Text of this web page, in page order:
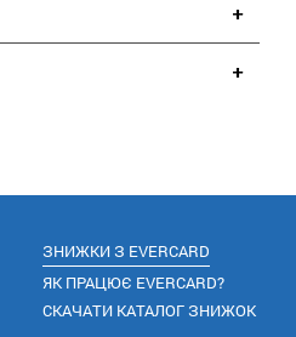
ЗНИЖКИ З EVERCARD
ЯК ПРАЦЮЄ EVERCARD?
СКАЧАТИ КАТАЛОГ ЗНИЖОК